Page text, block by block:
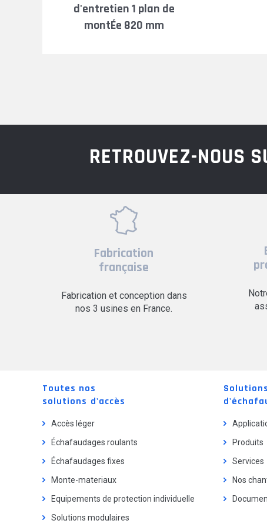
d'entretien 1 plan de
montÉe 820 mm
RETROUVEZ-NOUS
Fabrication
française
Fabrication et conception dans
nos 3 usines en France.
Toutes nos
solutions d'accès
Accès léger
Échafaudages roulants
Échafaudages fixes
Monte-materiaux
Equipements de protection individuelle
Solutions modulaires
Solutions
Produits
Services
Nos